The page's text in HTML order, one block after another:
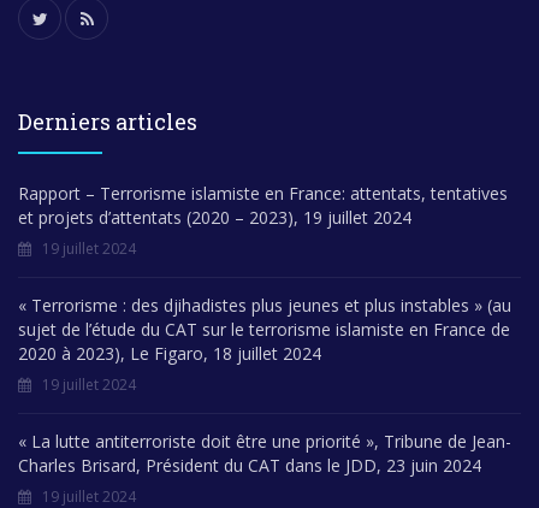
Derniers articles
Rapport – Terrorisme islamiste en France: attentats, tentatives
et projets d’attentats (2020 – 2023), 19 juillet 2024
19 juillet 2024
« Terrorisme : des djihadistes plus jeunes et plus instables » (au
sujet de l’étude du CAT sur le terrorisme islamiste en France de
2020 à 2023), Le Figaro, 18 juillet 2024
19 juillet 2024
« La lutte antiterroriste doit être une priorité », Tribune de Jean-
Charles Brisard, Président du CAT dans le JDD, 23 juin 2024
19 juillet 2024